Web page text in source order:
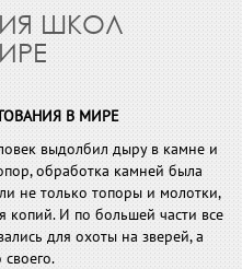
ШКОЛ
В МИРЕ
выдолбил дыру в камне и
обработка камней была
не только топоры и молотки,
копий. И по большей части все
для охоты на зверей, а